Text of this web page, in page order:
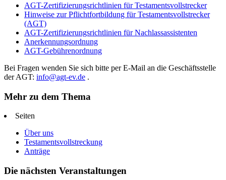
AGT-Zertifizierungsrichtlinien für Testamentsvollstrecker
Hinweise zur Pflichtfortbildung für Testamentsvollstrecker
(AGT)
AGT-Zertifizierungsrichtlinien für Nachlassassistenten
Anerkennungsordnung
AGT-Gebührenordnung
Bei Fragen wenden Sie sich bitte per E-Mail an die Geschäftsstelle
der AGT: info@agt-ev.de .
Mehr zu dem Thema
Seiten
Über uns
Testamentsvollstreckung
Anträge
Die nächsten Veranstaltungen